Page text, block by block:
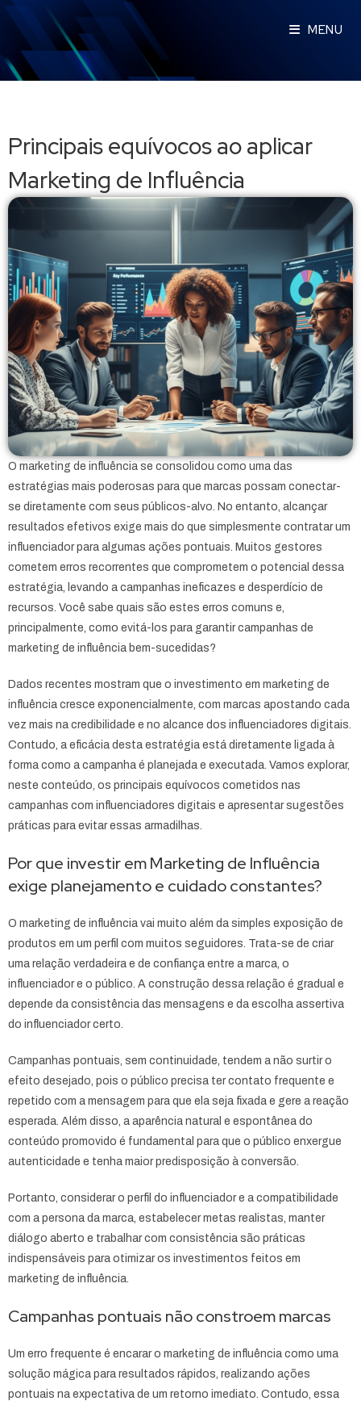
MENU
Principais equívocos ao aplicar
Marketing de Influência
O marketing de influência se consolidou como uma das
estratégias mais poderosas para que marcas possam conectar-
se diretamente com seus públicos-alvo. No entanto, alcançar
resultados efetivos exige mais do que simplesmente contratar um
influenciador para algumas ações pontuais. Muitos gestores
cometem erros recorrentes que comprometem o potencial dessa
estratégia, levando a campanhas ineficazes e desperdício de
recursos. Você sabe quais são estes erros comuns e,
principalmente, como evitá-los para garantir campanhas de
marketing de influência bem-sucedidas?
Dados recentes mostram que o investimento em marketing de
influência cresce exponencialmente, com marcas apostando cada
vez mais na credibilidade e no alcance dos influenciadores digitais.
Contudo, a eficácia desta estratégia está diretamente ligada à
forma como a campanha é planejada e executada. Vamos explorar,
neste conteúdo, os principais equívocos cometidos nas
campanhas com influenciadores digitais e apresentar sugestões
práticas para evitar essas armadilhas.
Por que investir em Marketing de Influência
exige planejamento e cuidado constantes?
O marketing de influência vai muito além da simples exposição de
produtos em um perfil com muitos seguidores. Trata-se de criar
uma relação verdadeira e de confiança entre a marca, o
influenciador e o público. A construção dessa relação é gradual e
depende da consistência das mensagens e da escolha assertiva
do influenciador certo.
Campanhas pontuais, sem continuidade, tendem a não surtir o
efeito desejado, pois o público precisa ter contato frequente e
repetido com a mensagem para que ela seja fixada e gere a reação
esperada. Além disso, a aparência natural e espontânea do
conteúdo promovido é fundamental para que o público enxergue
autenticidade e tenha maior predisposição à conversão.
Portanto, considerar o perfil do influenciador e a compatibilidade
com a persona da marca, estabelecer metas realistas, manter
diálogo aberto e trabalhar com consistência são práticas
indispensáveis para otimizar os investimentos feitos em
marketing de influência.
Campanhas pontuais não constroem marcas
Um erro frequente é encarar o marketing de influência como uma
solução mágica para resultados rápidos, realizando ações
pontuais na expectativa de um retorno imediato. Contudo, essa